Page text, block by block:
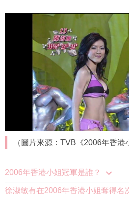
（圖片來源：TVB《2006年香港
2006年香港小姐冠軍是誰？
徐淑敏有在2006年香港小姐奪得名